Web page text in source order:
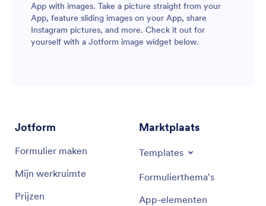
App with images. Take a picture straight from your
App, feature sliding images on your App, share
Instagram pictures, and more. Check it out for
yourself with a Jotform image widget below.
Jotform
Formulier maken
Mijn werkruimte
Prijzen
Marktplaats
Templates
Formulierthema's
App-elementen